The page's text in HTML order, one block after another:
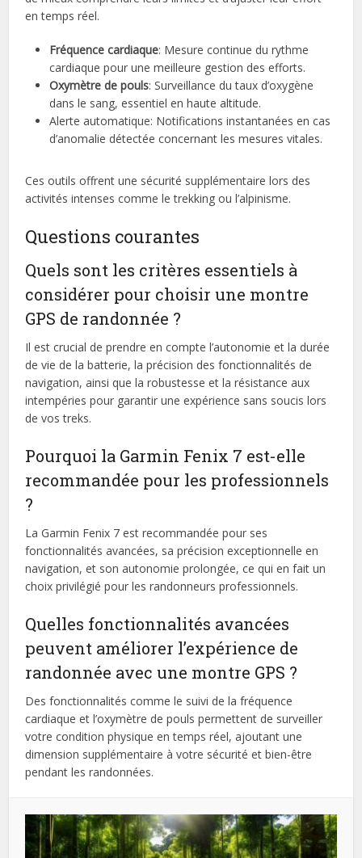
en temps réel.
Fréquence cardiaque: Mesure continue du rythme
cardiaque pour une meilleure gestion des efforts.
Oxymètre de pouls: Surveillance du taux d’oxygène
dans le sang, essentiel en haute altitude.
Alerte automatique: Notifications instantanées en cas
d’anomalie détectée concernant les mesures vitales.
Ces outils offrent une sécurité supplémentaire lors des
activités intenses comme le trekking ou l’alpinisme.
Questions courantes
Quels sont les critères essentiels à
considérer pour choisir une montre
GPS de randonnée ?
Il est crucial de prendre en compte l’autonomie et la durée
de vie de la batterie, la précision des fonctionnalités de
navigation, ainsi que la robustesse et la résistance aux
intempéries pour garantir une expérience sans soucis lors
de vos treks.
Pourquoi la Garmin Fenix 7 est-elle
recommandée pour les professionnels
?
La Garmin Fenix 7 est recommandée pour ses
fonctionnalités avancées, sa précision exceptionnelle en
navigation, et son autonomie prolongée, ce qui en fait un
choix privilégié pour les randonneurs professionnels.
Quelles fonctionnalités avancées
peuvent améliorer l’expérience de
randonnée avec une montre GPS ?
Des fonctionnalités comme le suivi de la fréquence
cardiaque et l’oxymètre de pouls permettent de surveiller
votre condition physique en temps réel, ajoutant une
dimension supplémentaire à votre sécurité et bien-être
pendant les randonnées.